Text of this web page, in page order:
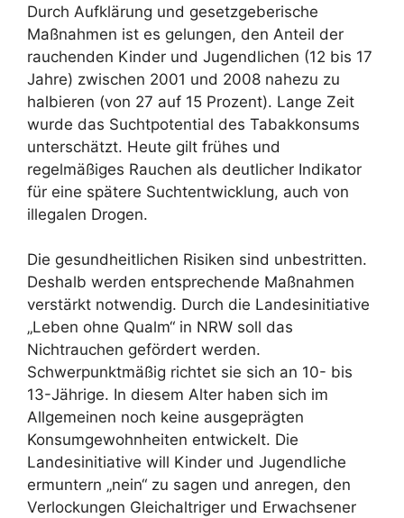
Durch Aufklärung und gesetzgeberische
Maßnahmen ist es gelungen, den Anteil der
rauchenden Kinder und Jugendlichen (12 bis 17
Jahre) zwischen 2001 und 2008 nahezu zu
halbieren (von 27 auf 15 Prozent). Lange Zeit
wurde das Suchtpotential des Tabakkonsums
unterschätzt. Heute gilt frühes und
regelmäßiges Rauchen als deutlicher Indikator
für eine spätere Suchtentwicklung, auch von
illegalen Drogen.
Die gesundheitlichen Risiken sind unbestritten.
Deshalb werden entsprechende Maßnahmen
verstärkt notwendig. Durch die Landesinitiative
„Leben ohne Qualm“ in NRW soll das
Nichtrauchen gefördert werden.
Schwerpunktmäßig richtet sie sich an 10- bis
13-Jährige. In diesem Alter haben sich im
Allgemeinen noch keine ausgeprägten
Konsumgewohnheiten entwickelt. Die
Landesinitiative will Kinder und Jugendliche
ermuntern „nein“ zu sagen und anregen, den
Verlockungen Gleichaltriger und Erwachsener